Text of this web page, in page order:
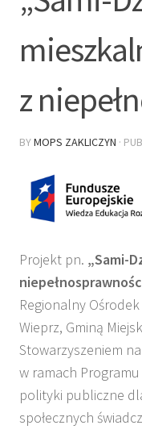
z
BYMOPS ZAKLICZYN ·
Projekt pn. „Sami-
Regionalny
Wieprz, Gminą
Stowarzyszeniem
w ramach
polityki publiczne
społecznych